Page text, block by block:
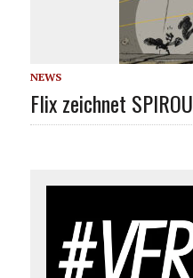
NEWS
Flix zeichnet SPIROU